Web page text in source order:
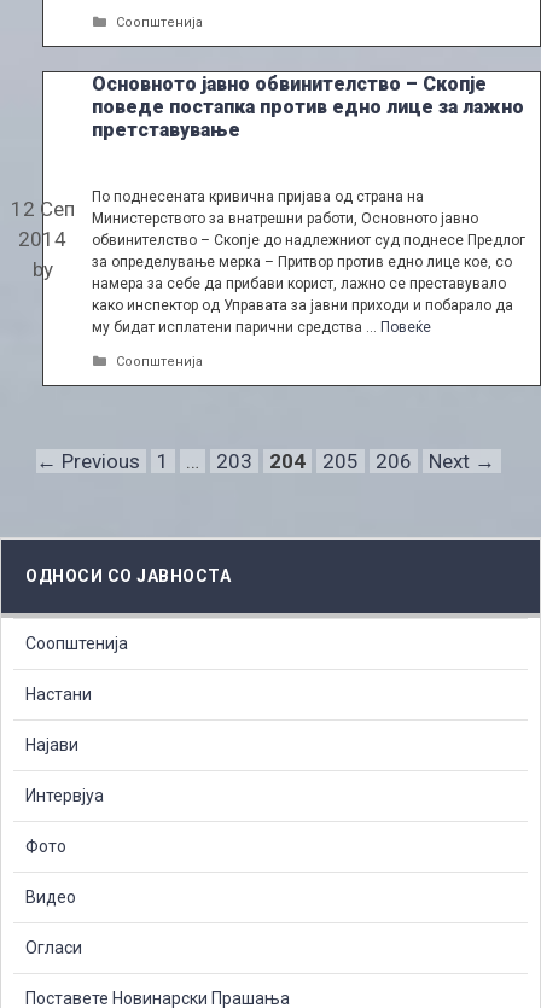
Categories
Соопштенија
Основното јавно обвинителство – Скопје
поведе постапка против едно лице за лажно
претставување
12 Сеп
2014
by
По поднесената кривична пријава од страна на
Министерството за внатрешни работи, Основното јавно
обвинителство – Скопје до надлежниот суд поднесе Предлог
за определување мерка – Притвор против едно лице кое, со
намера за себе да прибави корист, лажно се преставувало
како инспектор од Управата за јавни приходи и побарало да
му бидат исплатени парични средства … Повеќе
Categories
Соопштенија
← Previous Page
1 … Page
203 Page
204 Page
205 Page
206 Next →
ОДНОСИ СО ЈАВНОСТА
Соопштенија
Настани
Најави
Интервјуа
Фото
Видео
Огласи
Поставете Новинарски Прашања